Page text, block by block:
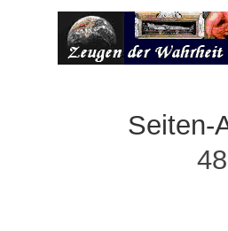
Seiten-